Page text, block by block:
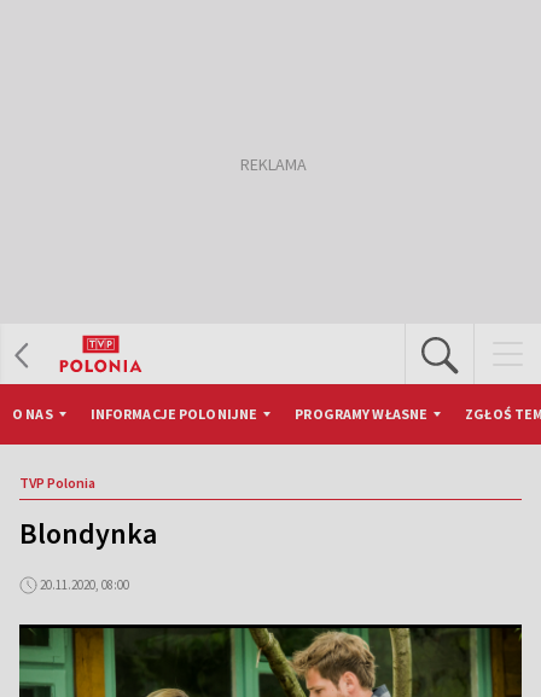
O NAS INFORMACJE POLONIJNE PROGRAMY WŁASNE ZGŁOŚ
TVP Polonia
Blondynka
20.11.2020, 08:00